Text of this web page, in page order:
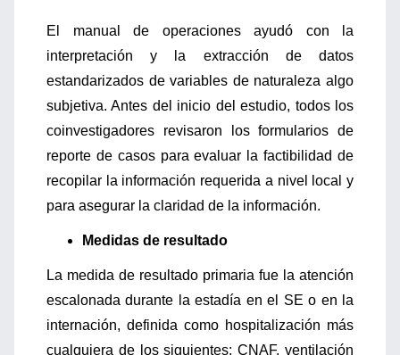
El manual de operaciones ayudó con la
interpretación y la extracción de datos
estandarizados de variables de naturaleza algo
subjetiva. Antes del inicio del estudio, todos los
coinvestigadores revisaron los formularios de
reporte de casos para evaluar la factibilidad de
recopilar la información requerida a nivel local y
para asegurar la claridad de la información.
Medidas de resultado
La medida de resultado primaria fue la atención
escalonada durante la estadía en el SE o en la
internación, definida como hospitalización más
cualquiera de los siguientes: CNAF, ventilación